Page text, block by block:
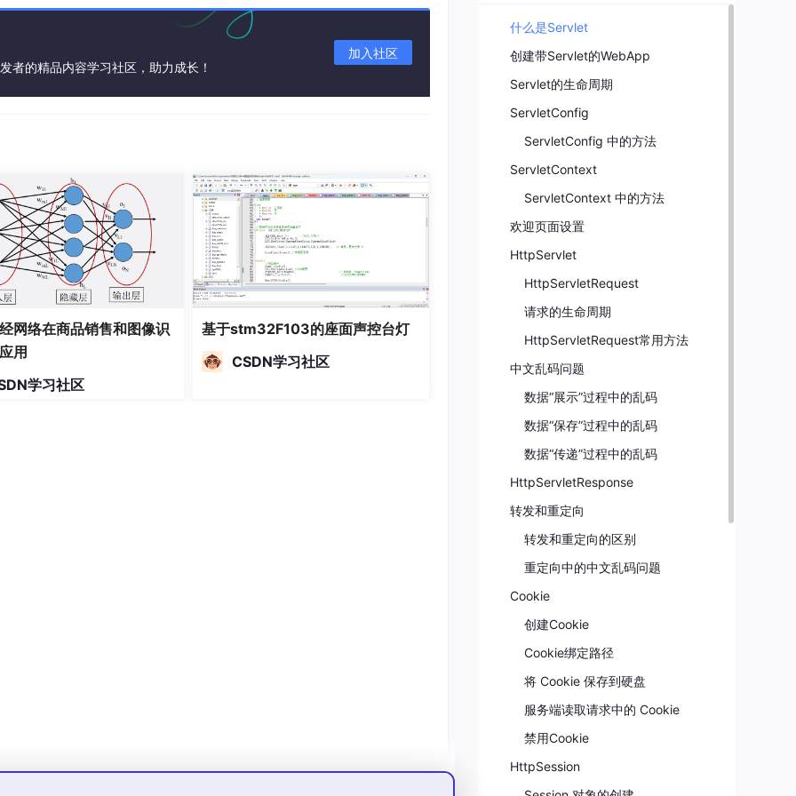
接口的对比
者的精品内容学习社区，助力成长！
加入社区
网络在商品销售和图像识
用
学习社区
基于stm32F103的座面声控台灯
CSDN学习社区
什么是Servlet
创建带Servlet的WebApp
Servlet的生命周期
ServletConfig
ServletConfig 中的方法
ServletContext
ServletContext 中的方法
欢迎页面设置
HttpServlet
HttpServletRequest
请求的生命周期
HttpServletRequest常用方法
中文乱码问题
数据“展示”过程中的乱码
数据“保存”过程中的乱码
数据“传递”过程中的乱码
HttpServletResponse
转发和重定向
转发和重定向的区别
重定向中的中文乱码问题
Cookie
创建Cookie
Cookie绑定路径
将 Cookie 保存到硬盘
服务端读取请求中的 Cookie
禁用Cookie
HttpSession